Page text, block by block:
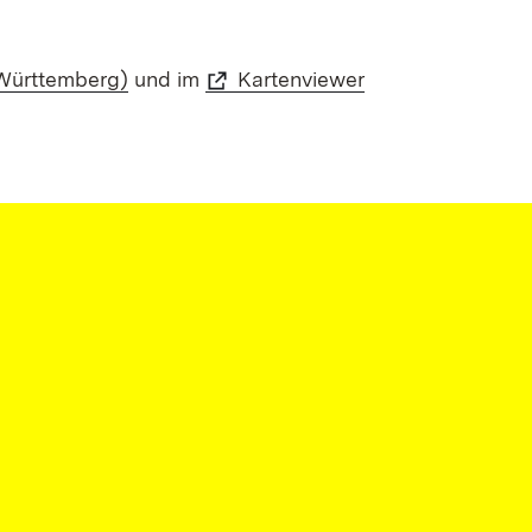
und im Kartenviewer